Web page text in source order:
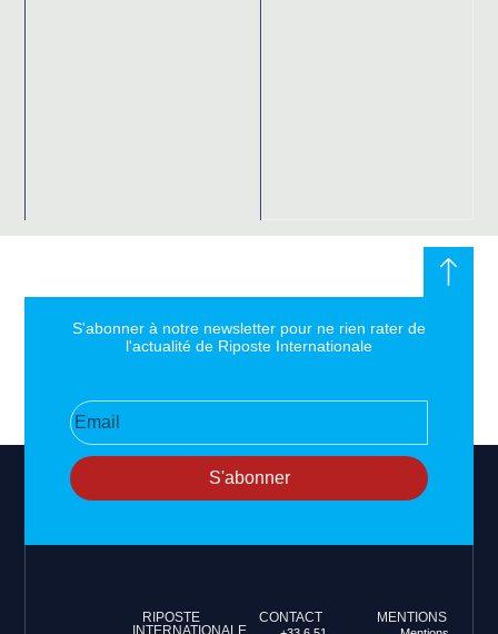
S'abonner à notre newsletter pour ne rien rater de
l'actualité de Riposte Internationale
S'abonner
RIPOSTE
INTERNATIONALE
CONTACT MENTIONS